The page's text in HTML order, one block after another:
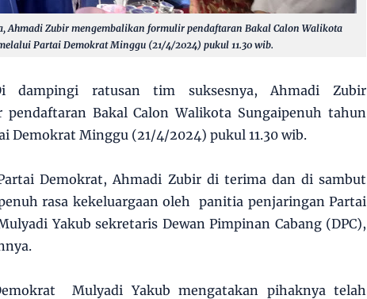
Ahmadi Zubir mengembalikan formulir pendaftaran Bakal Calon Walikota
Partai Demokrat Minggu (21/4/2024) pukul 11.30 wib.
dampingi ratusan tim suksesnya, Ahmadi Zubir
Bakal Calon Walikota Sungaipenuh tahun
Demokrat Minggu (21/4/2024) pukul 11.30 wib.
Demokrat, Ahmadi Zubir di terima dan di sambut
rasa kekeluargaan oleh panitia penjaringan Partai
Yakub sekretaris Dewan Pimpinan Cabang (DPC),
Mulyadi Yakub mengatakan pihaknya telah